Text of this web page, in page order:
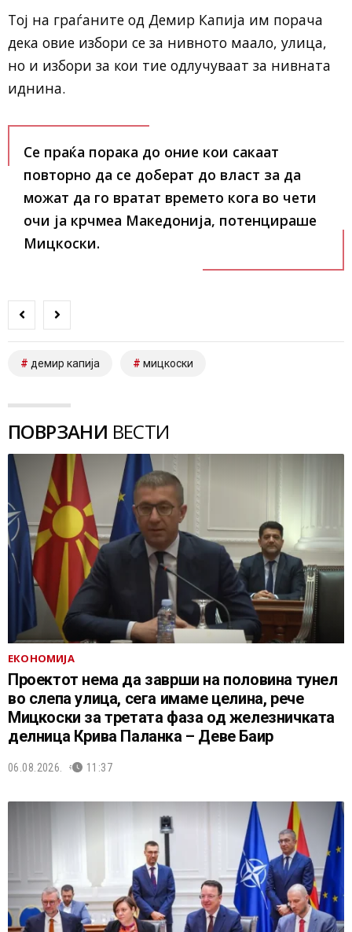
Тој на граѓаните од Демир Капија им порача
дека овие избори се за нивното маало, улица,
но и избори за кои тие одлучуваат за нивната
иднина.
Се праќа порака до оние кои сакаат
повторно да се доберат до власт за да
можат да го вратат времето кога во чети
очи ја крчмеа Македонија, потенцираше
Мицкоски.
демир капија мицкоски
ПОВРЗАНИ ВЕСТИ
ЕКОНОМИЈА
Проектот нема да заврши на половина тунел
во слепа улица, сега имаме целина, рече
Мицкоски за третата фаза од железничката
делница Крива Паланка – Деве Баир
06.08.2026. 11:37